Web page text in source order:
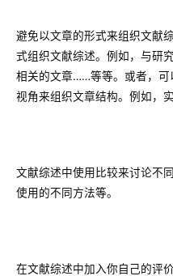
避免以文章的形式来组织文献
式组织文献综述。例如，与研
相关的文章……等等。或者，可
视角来组织文章结构。例如，
文献综述中使用比较来讨论不
使用的不同方法等。
在文献综述中加入你自己的评